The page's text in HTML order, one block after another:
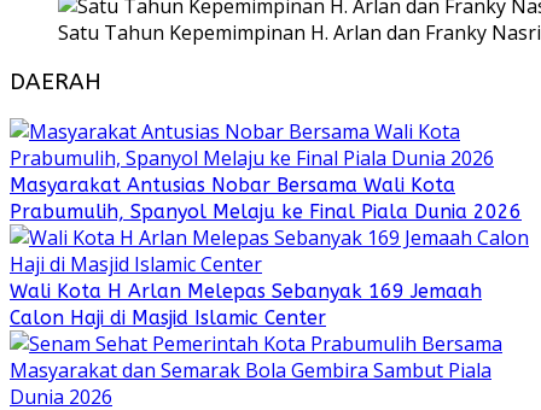
Satu Tahun Kepemimpinan H. Arlan dan Franky
DAERAH
Masyarakat Antusias Nobar Bersama Wali Kota
Prabumulih, Spanyol Melaju ke Final Piala Dunia 2026
Wali Kota H Arlan Melepas Sebanyak 169 Jemaah
Calon Haji di Masjid Islamic Center